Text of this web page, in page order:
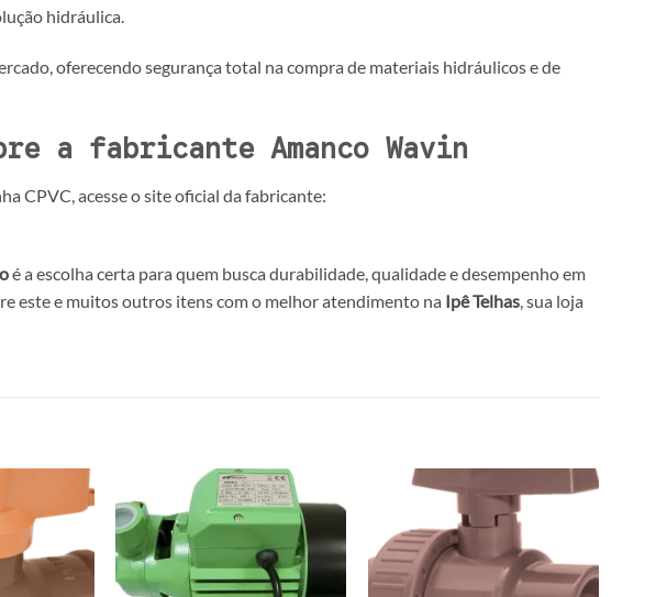
hidráulica.
oferecendo segurança total na compra de materiais hidráulicos e de
a fabricante Amanco Wavin
CPVC, acesse o site oficial da fabricante:
é a escolha certa para quem busca durabilidade, qualidade e desempenho em
este e muitos outros itens com o melhor atendimento na Ipê Telhas , sua loja